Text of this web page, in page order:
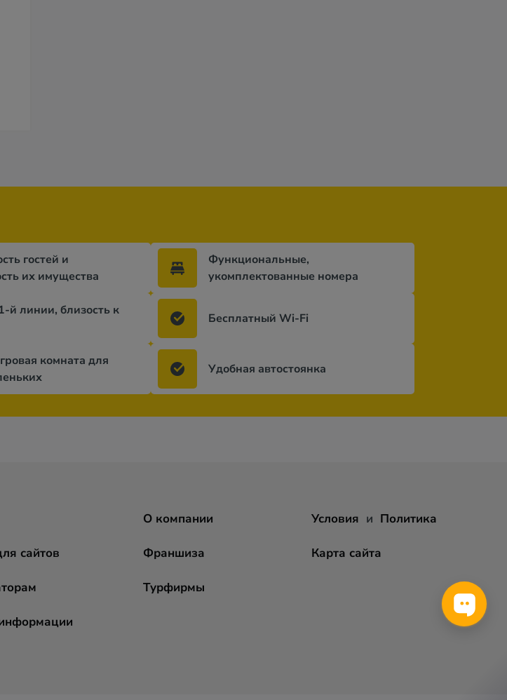
гостей и
их имущества
Функциональные,
укомплектованные номера
й линии, близость к
Бесплатный Wi-Fi
комната для
Удобная автостоянка
сайтов
О компании
Франшиза
Турфирмы
Условия и Политика
Карта сайта